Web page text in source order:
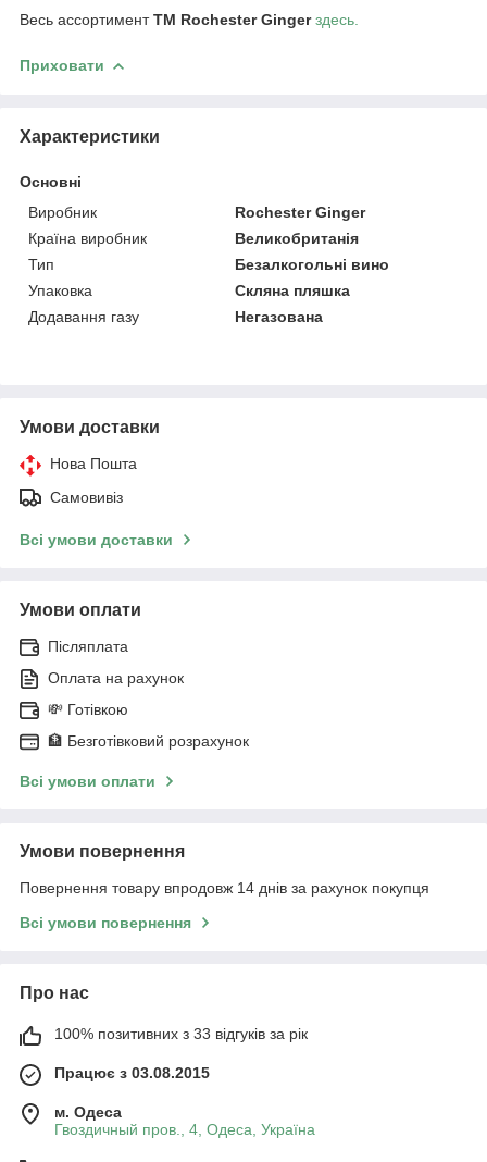
Весь ассортиментТМ Rochester Ginger здесь.
Приховати
Характеристики
Основні
Виробник
Rochester Ginger
Країна виробник
Великобританія
Тип
Безалкогольні вино
Упаковка
Скляна пляшка
Додавання газу
Негазована
Умови доставки
Нова Пошта
Самовивіз
Всі умови доставки
Умови оплати
Післяплата
Оплата на рахунок
💸 Готівкою
🏦 Безготівковий розрахунок
Всі умови оплати
Умови повернення
Повернення товару впродовж 14 днів за рахунок покупця
Всі умови повернення
Про нас
100% позитивних з 33 відгуків за рік
Працює з 03.08.2015
м. Одеса
Гвоздичный пров., 4, Одеса, Україна